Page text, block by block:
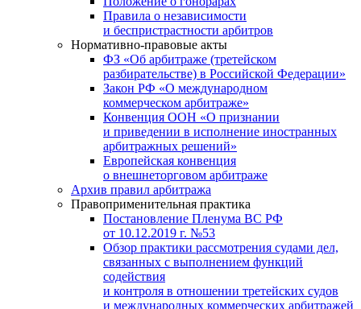
Правила о независимости
и беспристрастности арбитров
Нормативно-правовые акты
ФЗ «Об арбитраже (третейском
разбирательстве) в Российской Федерации»
Закон РФ «О международном
коммерческом арбитраже»
Конвенция ООН «О признании
и приведении в исполнение иностранных
арбитражных решений»
Европейская конвенция
о внешнеторговом арбитраже
Архив правил арбитража
Правоприменительная практика
Постановление Пленума ВС РФ
от 10.12.2019 г. №53
Обзор практики рассмотрения судами дел,
связанных с выполнением функций
содействия
и контроля в отношении третейских судов
и международных коммерческих арбитражей